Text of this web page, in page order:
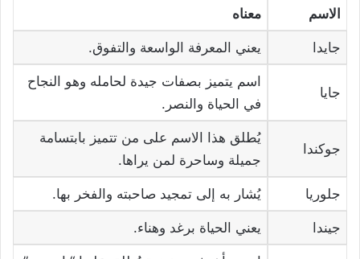
الاسم معناه
جايدا يعني المعرفة الواسعة والتفوق.
جايا
اسم يتميز بصفات جيدة لحامله وهو النجاح
في الحياة والنصر.
جوكندا
يُطلق هذا الاسم على من تتميز بابتسامة
جميلة وساحرة لمن يراها.
جلوريا يُشار به إلى تمجيد صاحبته والفخر بها.
جيندا يعني الحياة برغد وهناء.